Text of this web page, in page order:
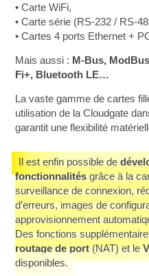
• Carte WiFi,
• Carte série (RS-232 / RS-
• Cartes 4 ports Ethernet +
Mais aussi : M-Bus,
Fi+, Bluetooth LE…
La vaste gamme de cartes
utilisation de la Cloudgate
garantit une flexibilité
Il est enfin possible de
fonctionnalitésgrâce à la
surveillance de connexion,
d’erreurs, images de
approvisionnement
Des fonctions
routage de port(NAT) et le
disponibles.